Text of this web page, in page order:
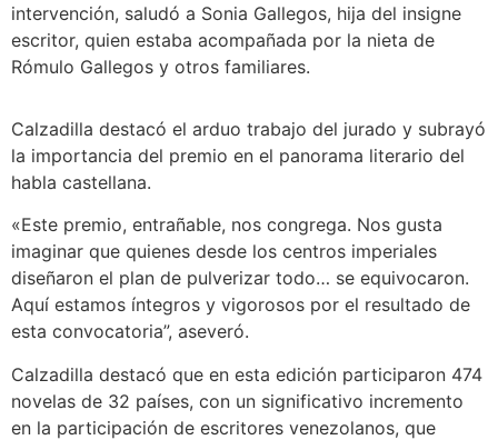
intervención, saludó a Sonia Gallegos, hija del insigne
escritor, quien estaba acompañada por la nieta de
Rómulo Gallegos y otros familiares.
Calzadilla destacó el arduo trabajo del jurado y subrayó
la importancia del premio en el panorama literario del
habla castellana.
«Este premio, entrañable, nos congrega. Nos gusta
imaginar que quienes desde los centros imperiales
diseñaron el plan de pulverizar todo… se equivocaron.
Aquí estamos íntegros y vigorosos por el resultado de
esta convocatoria”, aseveró.
Calzadilla destacó que en esta edición participaron 474
novelas de 32 países, con un significativo incremento
en la participación de escritores venezolanos, que